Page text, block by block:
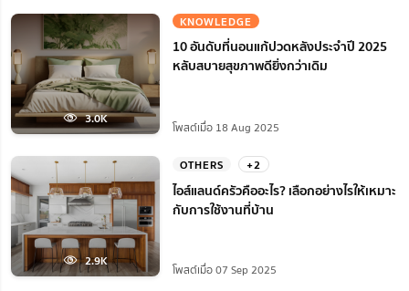
3.0K
KNOWLEDGE
10 อันดับที่นอนแก้ปวดหลังประจำปี 2025
หลับสบายสุขภาพดียิ่งกว่าเดิม
โพสต์เมื่อ 18 Aug 2025
2.9K
OTHERS +2
ไอส์แลนด์ครัวคืออะไร? เลือกอย่างไรให้เหมาะ
กับการใช้งานที่บ้าน
โพสต์เมื่อ 07 Sep 2025